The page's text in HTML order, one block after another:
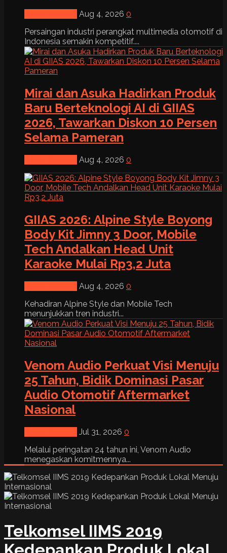
Aug 4, 2026 0
Persaingan industri perangkat multimedia otomotif di
Indonesia semakin kompetitif....
Mirai dan Asuka Hadirkan Produk
Baru Berteknologi AI di GIIAS
2026, Tawarkan Diskon 10 Persen
Selama Pameran
Aug 4, 2026 0
GIIAS 2026: Alpine Style Boyong
Body Kit Jimny 3 Door, Mobile
Tech Andalkan Head Unit
Karaoke Mulai Rp3,2 Juta
Aug 4, 2026 0
Kehadiran Alpine Style dan Mobile Tech
menunjukkan tren industri...
Venom Audio Perkuat Visi Menuju
25 Tahun, Bidik Dominasi Pasar
Audio Otomotif Aftermarket
Nasional
Jul 31, 2026 0
Melalui peringatan 24 tahun ini, Venom Audio
menegaskan komitmennya...
Telkomsel IIMS 2019